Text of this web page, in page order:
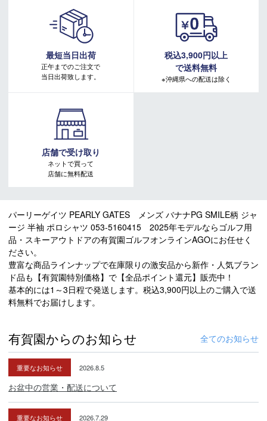
最短当日出荷
正午までのご注文で
当日出荷致します。
税込3,900円以上
で送料無料
※沖縄県への配送は除く
店舗で受け取り
ネットで買って
店舗に無料配送
パーリーゲイツ PEARLY GATES メンズ バナナPG SMILE柄 ジャ
ージ 半袖 ポロシャツ 053-5160415 2025年モデルならゴルフ用
品・スキーアウトドアの有賀園ゴルフオンラインAGOにお任せく
ださい。
豊富な商品ラインナップで在庫限りの激安品から新作・人気ブラン
ド品も【有賀園特別価格】で【全品ポイント還元】販売中！
基本的には1～3日程で発送します。税込3,900円以上のご購入で送
料無料でお届けします。
有賀園からのお知らせ 全てのお知らせ
重要なお知らせ 2026.8.5
お盆中の営業・配送について
重要なお知らせ 2026.7.29